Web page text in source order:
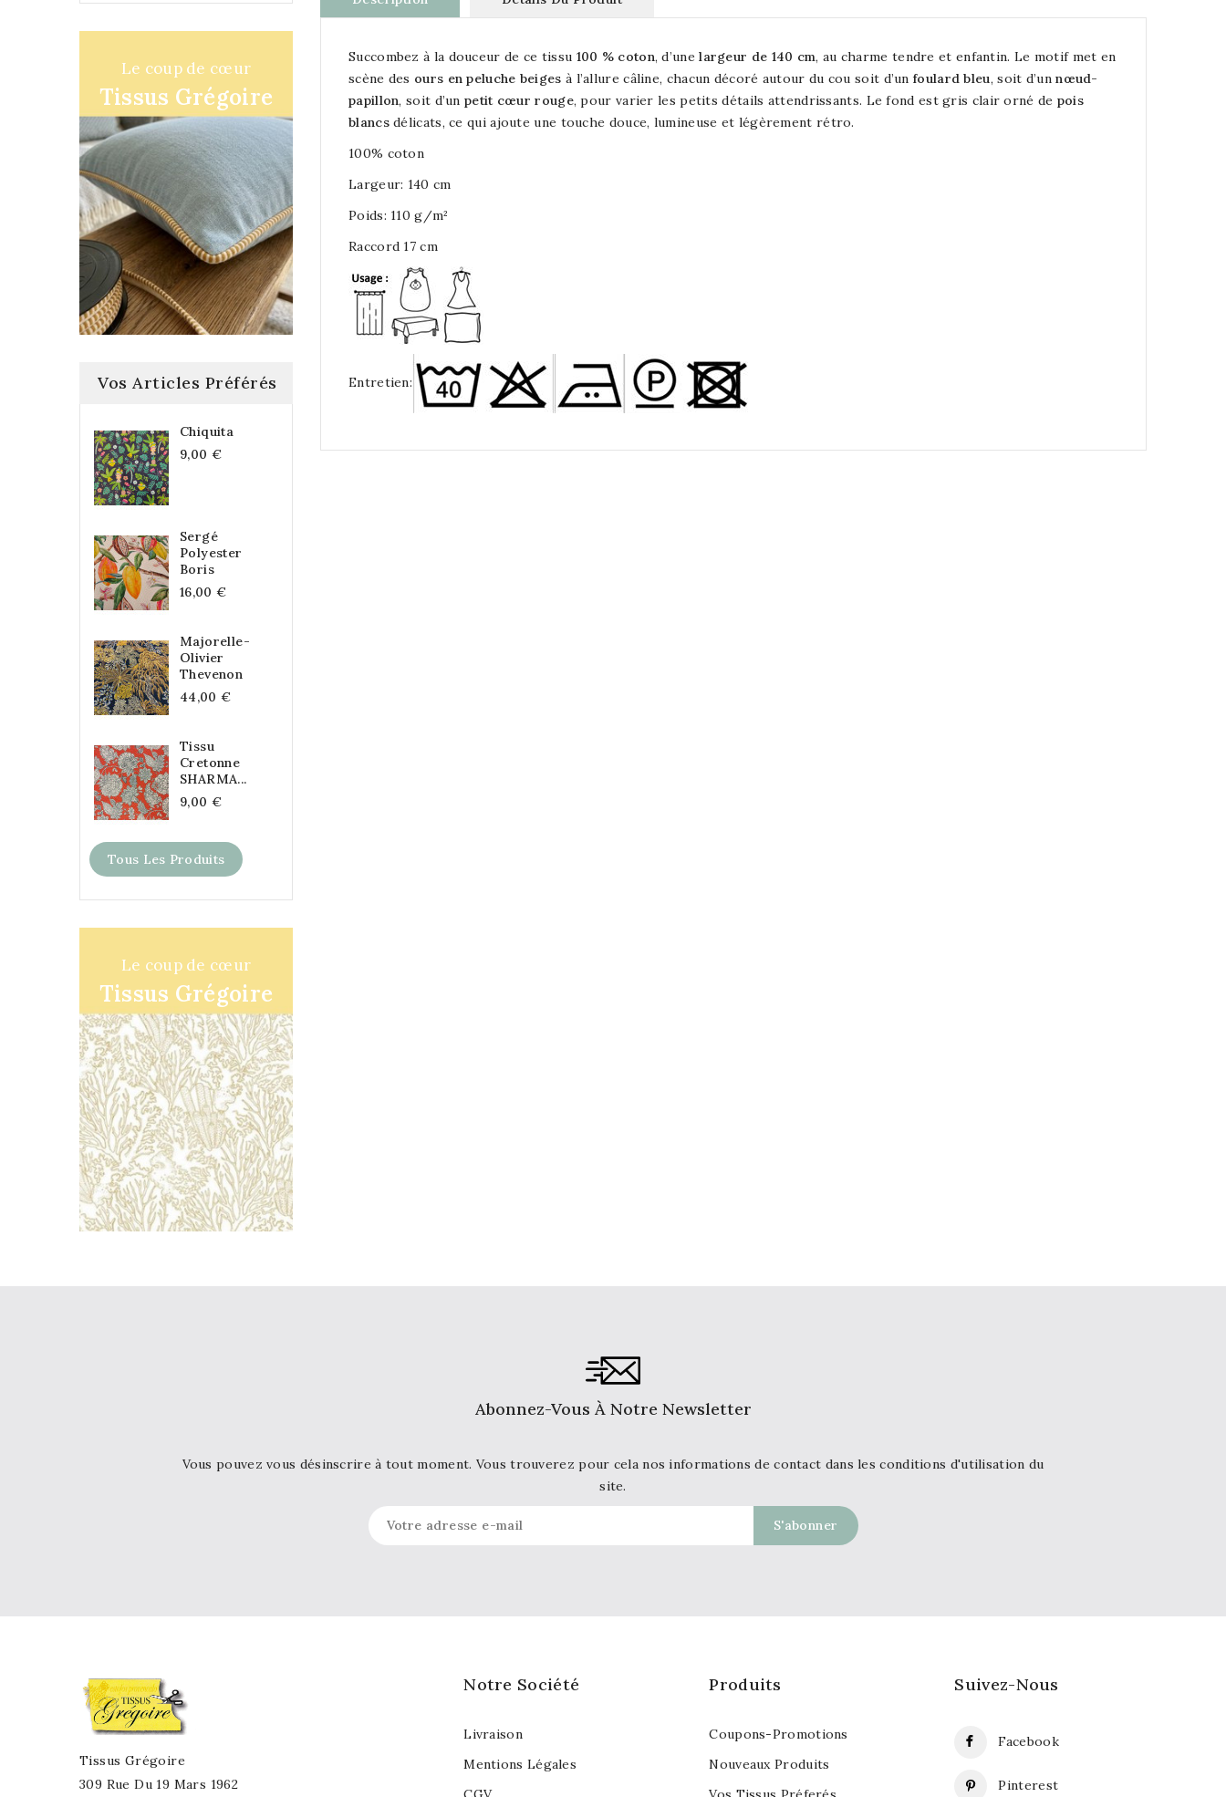
Le coup de cœur
Tissus Grégoire
Vos Articles Préférés
Chiquita
9,00 €
Sergé
Polyester
Boris
16,00 €
Majorelle-
Olivier
Thevenon
44,00 €
Tissu
Cretonne
SHARMA...
9,00 €
Tous Les Produits
Le coup de cœur
Tissus Grégoire
Succombez à la douceur de ce tissu 100 % coton, d’unelargeur de 140 cm, au charme tendre et enfantin. Le motif met en
scène des ours en peluche beiges à l’allure câline, chacun décoré autour du cou soit d’unfoulard bleu, soit d’unnœud-
papillon, soit d’unpetit cœur rouge, pour varier les petits détails attendrissants. Le fond est gris clair orné de pois
blancsdélicats, ce qui ajoute une touche douce, lumineuse et légèrement rétro.
100% coton
Largeur: 140 cm
Poids: 110 g/m²
Raccord 17 cm
Entretien:
Abonnez-Vous À Notre Newsletter
Vous pouvez vous désinscrire à tout moment. Vous trouverez pour cela nos informations de contact dans les conditions d'utilisation du
site.
Suivez-Nous
Facebook
Pinterest
Produits
Coupons-Promotions
Nouveaux Produits
Notre Société
Livraison
Mentions Légales
Tissus Grégoire
309 Rue Du 19 Mars 1962